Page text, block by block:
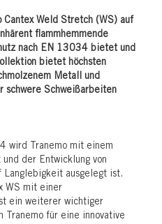
Cantex Weld Stretch (WS) auf
flammhemmende
nach EN 13034 bietet und
bietet höchsten
Metall und
schwere Schweißarbeiten
wird Tranemo mit einem
der Entwicklung von
Langlebigkeit ausgelegt ist.
WS mit einer
ein weiterer wichtiger
Tranemo für eine innovative